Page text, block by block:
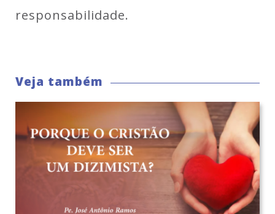
responsabilidade.
Veja também